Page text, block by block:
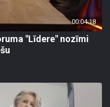
00:04:18
"Līdere" nozīmi